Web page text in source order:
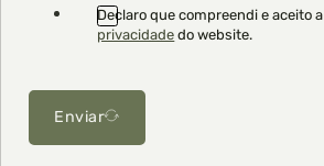
Declaro que compreendi e aceito a
privacidade do website.
Enviar